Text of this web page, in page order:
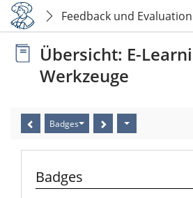
Feedback und Evaluation
Übersicht: E-
Werkzeuge
Badges
Badges